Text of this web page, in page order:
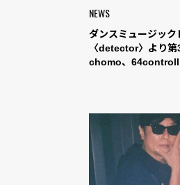
NEWS
ダンスミュージック
〈detector〉より
chomo、64controll